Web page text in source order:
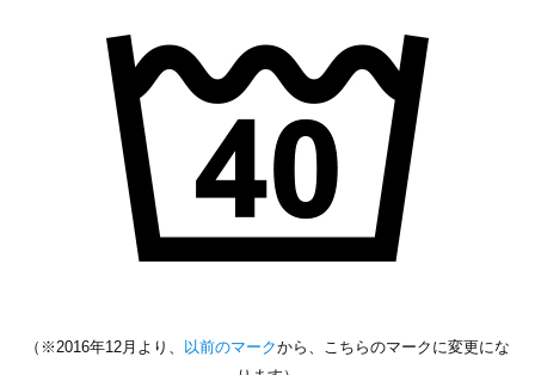
（※2016年12月より、 以前のマークから、こちらのマークに変更にな